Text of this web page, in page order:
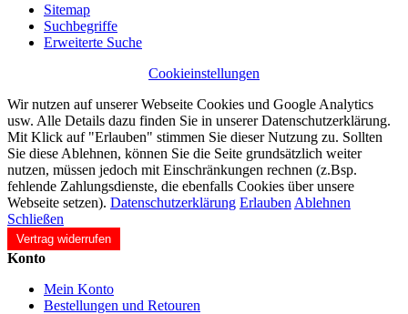
Sitemap
Suchbegriffe
Erweiterte Suche
Cookieinstellungen
Wir nutzen auf unserer Webseite Cookies und Google Analytics
usw. Alle Details dazu finden Sie in unserer Datenschutzerklärung.
Mit Klick auf "Erlauben" stimmen Sie dieser Nutzung zu. Sollten
Sie diese Ablehnen, können Sie die Seite grundsätzlich weiter
nutzen, müssen jedoch mit Einschränkungen rechnen (z.Bsp.
fehlende Zahlungsdienste, die ebenfalls Cookies über unsere
Webseite setzen). Datenschutzerklärung Erlauben Ablehnen
Schließen
Vertrag widerrufen
Konto
Mein Konto
Bestellungen und Retouren